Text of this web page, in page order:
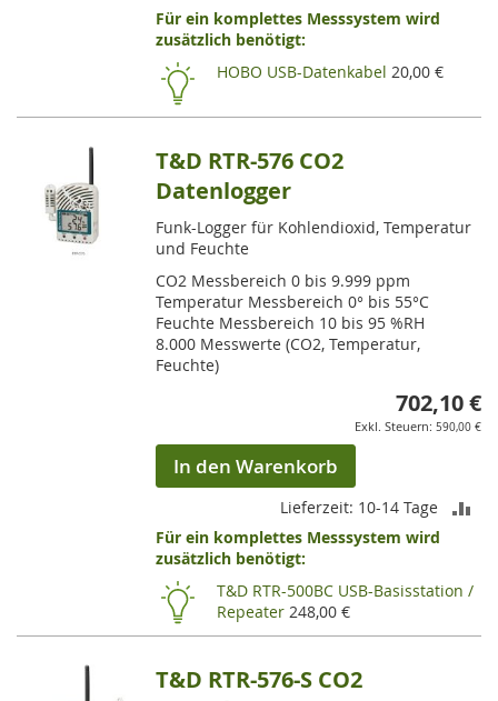
Für ein komplettes Messsystem wird
zusätzlich benötigt:
HOBO USB-Datenkabel 20,00 €
T&D RTR-576 CO2
Datenlogger
Funk-Logger für Kohlendioxid, Temperatur
und Feuchte
CO2 Messbereich 0 bis 9.999 ppm
Temperatur Messbereich 0° bis 55°C
Feuchte Messbereich 10 bis 95 %RH
8.000 Messwerte (CO2, Temperatur,
Feuchte)
702,10 €
590,00 €
In den Warenkorb
Lieferzeit: 10-14 Tage
Für ein komplettes Messsystem wird
zusätzlich benötigt:
T&D RTR-500BC USB-Basisstation /
Repeater 248,00 €
T&D RTR-576-S CO2